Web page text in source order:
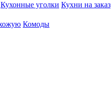
Кухонные уголки Кухни на заказ
Комоды